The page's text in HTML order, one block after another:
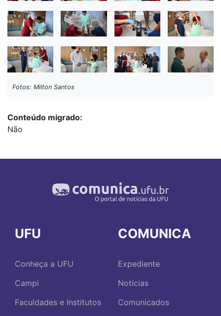
Fotos: Milton Santos
Conteúdo migrado
Não
UFU
Conheça a UFU
Campi
Faculdades e Institutos
COMUNICA
Expediente
Notícias
Comunicados